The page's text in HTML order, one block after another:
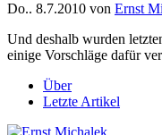
Do.. 8.7.2010 von Ernst
Und deshalb wurden
einige Vorschläge dafür
Über
Letzte Artikel